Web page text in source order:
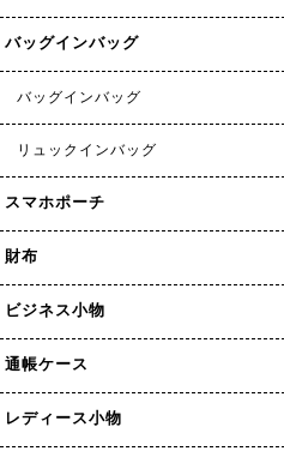
バッグインバッグ
バッグインバッグ
リュックインバッグ
スマホポーチ
財布
ビジネス小物
通帳ケース
レディース小物